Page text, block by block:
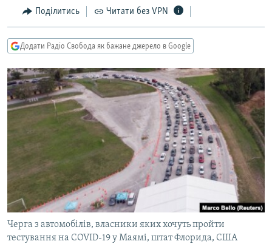
Перейти
до
пошуку
СУСПІЛЬСТВО
УКРАЇНА
СВІТ
ДОНБАС.РЕАЛІЇ
ТИ ЯК?
СХЕМИ
КИТАЙ.ВИКЛИКИ
МУЛЬТИМЕДІА
ФОТО
СПЕЦПРОЄКТИ
ПОДКАСТИ
КРИМ РЕАЛІЇ
РУС
Поділитись Читати без VPN
Додати Радіо Свобода як бажане джерело в Google
Черга з автомобілів, власники яких хочуть пройти
тестування на COVID-19 у Маямі, штат Флорида, США